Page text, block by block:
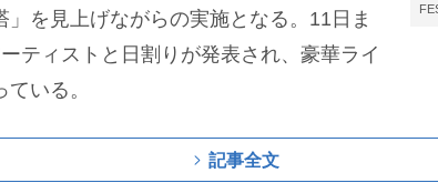
」を見上げながらの実施となる。11日ま
ティストと日割りが発表され、豪華ライ
いる。
記事全文